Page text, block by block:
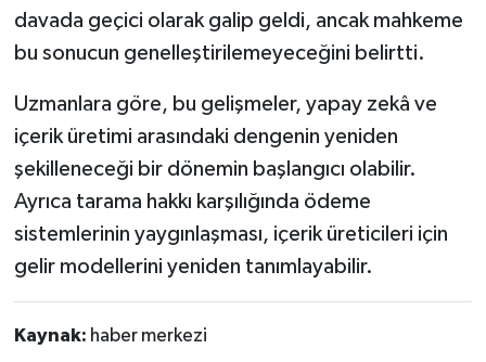
davada geçici olarak galip geldi, ancak mahkeme
bu sonucun genelleştirilemeyeceğini belirtti.
Uzmanlara göre, bu gelişmeler, yapay zekâ ve
içerik üretimi arasındaki dengenin yeniden
şekilleneceği bir dönemin başlangıcı olabilir.
Ayrıca tarama hakkı karşılığında ödeme
sistemlerinin yaygınlaşması, içerik üreticileri için
gelir modellerini yeniden tanımlayabilir.
Kaynak: haber merkezi